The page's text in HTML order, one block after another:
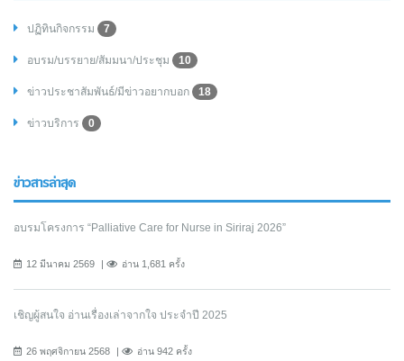
ปฏิทินกิจกรรม 7
อบรม/บรรยาย/สัมมนา/ประชุม 10
ข่าวประชาสัมพันธ์/มีข่าวอยากบอก 18
ข่าวบริการ 0
ข่าวสารล่าสุด
อบรมโครงการ “Palliative Care for Nurse in Siriraj 2026”
12 มีนาคม 2569 อ่าน 1,681 ครั้ง
เชิญผู้สนใจ อ่านเรื่องเล่าจากใจ ประจำปี 2025
26 พฤศจิกายน 2568 อ่าน 942 ครั้ง